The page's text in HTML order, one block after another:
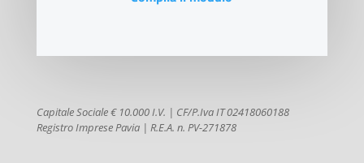
Capitale Sociale € 10.000 I.V. | CF/P.Iva IT 02418060188
Registro Imprese Pavia | R.E.A. n. PV-271878